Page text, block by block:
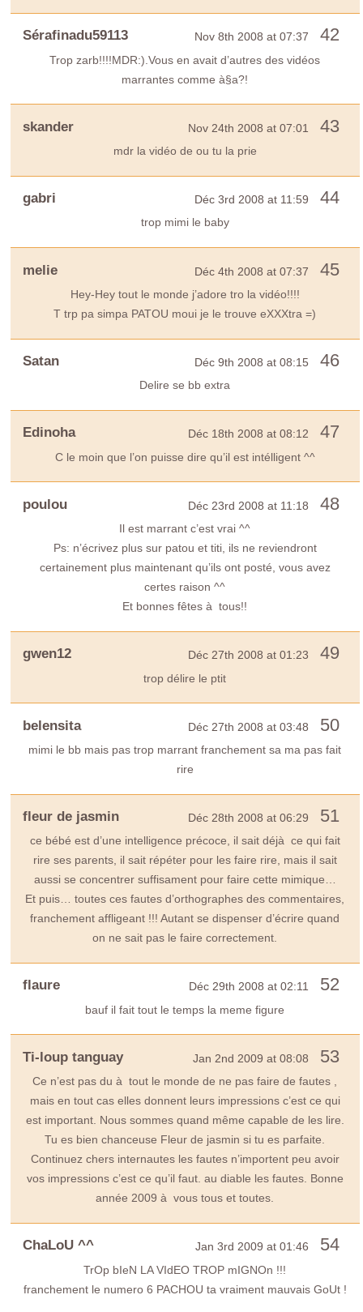
Sérafinadu59113 Nov 8th 2008 at 07:37 42
Trop zarb!!!!MDR:).Vous en avait d’autres des vidéos
marrantes comme à§a?!
skander Nov 24th 2008 at 07:01 43
mdr la vidéo de ou tu la prie
gabri Déc 3rd 2008 at 11:59 44
trop mimi le baby
melie Déc 4th 2008 at 07:37 45
Hey-Hey tout le monde j’adore tro la vidéo!!!!
T trp pa simpa PATOU moui je le trouve eXXXtra =)
Satan Déc 9th 2008 at 08:15 46
Delire se bb extra
Edinoha Déc 18th 2008 at 08:12 47
C le moin que l’on puisse dire qu’il est intélligent ^^
poulou Déc 23rd 2008 at 11:18 48
Il est marrant c’est vrai ^^
Ps: n’écrivez plus sur patou et titi, ils ne reviendront
certainement plus maintenant qu’ils ont posté, vous avez
certes raison ^^
Et bonnes fêtes à tous!!
gwen12 Déc 27th 2008 at 01:23 49
trop délire le ptit
belensita Déc 27th 2008 at 03:48 50
mimi le bb mais pas trop marrant franchement sa ma pas fait
rire
fleur de jasmin Déc 28th 2008 at 06:29 51
ce bébé est d’une intelligence précoce, il sait déjà ce qui fait
rire ses parents, il sait répéter pour les faire rire, mais il sait
aussi se concentrer suffisament pour faire cette mimique…
Et puis… toutes ces fautes d’orthographes des commentaires,
franchement affligeant !!! Autant se dispenser d’écrire quand
on ne sait pas le faire correctement.
flaure Déc 29th 2008 at 02:11 52
bauf il fait tout le temps la meme figure
Ti-loup tanguay Jan 2nd 2009 at 08:08 53
Ce n’est pas du à tout le monde de ne pas faire de fautes ,
mais en tout cas elles donnent leurs impressions c’est ce qui
est important. Nous sommes quand même capable de les lire.
Tu es bien chanceuse Fleur de jasmin si tu es parfaite.
Continuez chers internautes les fautes n’importent peu avoir
vos impressions c’est ce qu’il faut. au diable les fautes. Bonne
année 2009 à vous tous et toutes.
ChaLoU ^^ Jan 3rd 2009 at 01:46 54
TrOp bIeN LA VIdEO TROP mIGNOn !!!
franchement le numero 6 PACHOU ta vraiment mauvais GoUt !